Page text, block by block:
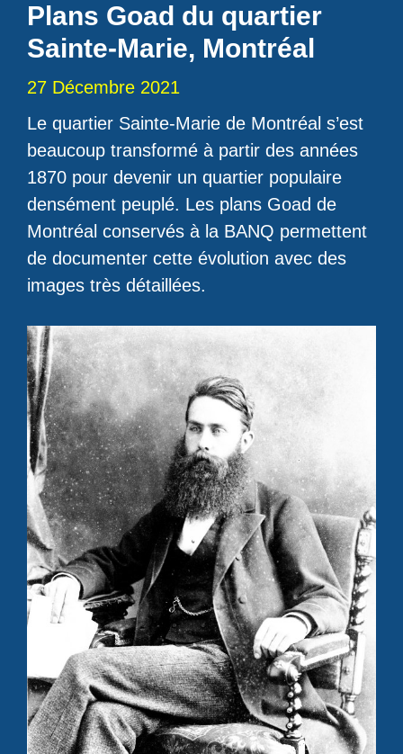
Plans Goad du quartier
Sainte-Marie, Montréal
27 Décembre 2021
Le quartier Sainte-Marie de Montréal s’est
beaucoup transformé à partir des années
1870 pour devenir un quartier populaire
densément peuplé. Les plans Goad de
Montréal conservés à la BANQ permettent
de documenter cette évolution avec des
images très détaillées.